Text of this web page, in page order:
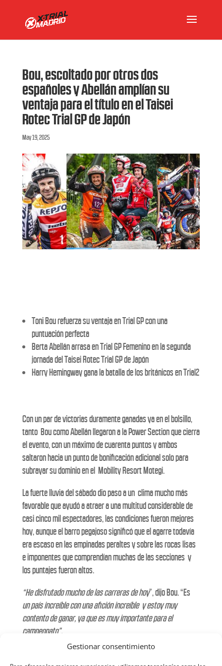
Gestionar consentimiento
Bou, escoltado por otros dos
españoles y Abellán amplían su
ventaja para el título en el Taisei
Rotec Trial GP de Japón
May 19, 2025
Toni Bou refuerza su ventaja en Trial GP con una
puntuación perfecta
Berta Abellán arrasa en Trial GP Femenino en la segunda
jornada del Taisei Rotec Trial GP de Japón
Harry Hemingway gana la batalla de los británicos en Trial2
Con un par de victorias duramente ganadas ya en el bolsillo,
tanto Bou como Abellán llegaron a la Power Section que cierra
el evento, con un máximo de cuarenta puntos y ambos
saltaron hacia un punto de bonificación adicional solo para
subrayar su dominio en el Mobility Resort Motegi.
La fuerte lluvia del sábado dio paso a un clima mucho más
favorable que ayudó a atraer a una multitud considerable de
casi cinco mil espectadores, las condiciones fueron mejores
hoy, aunque el barro pegajoso significó que el agarre todavía
era escaso en las empinadas peraltes y sobre las rocas lisas
e imponentes que comprendían muchas de las secciones y
los puntajes fueron altos.
“He disfrutado mucho de las carreras de hoy”, dijo Bou. “Es
un país increíble con una afición increíble y estoy muy
contento de ganar, ya que es muy importante para el
campeonato”.
estoy muy feliz»,dijo Abellán. «Meencanta Japón y ganar